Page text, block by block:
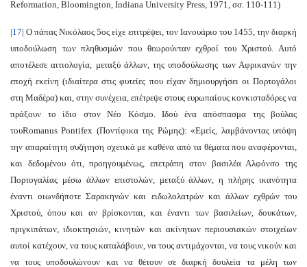
Reformation , Bloomington, Indiana University Press, 1971, σσ. 110-111)
|17| Ο πάπας Νικόλαος 5ος είχε επιτρέψει, τον Ιανουάριο του 1455, την διαρκή
υποδούλωση των πληθυσμών που θεωρούνταν εχθροί του Χριστού.
Αυτό
αποτέλεσε αιτιολογία, μεταξύ άλλων, της υποδούλωσης των Αφρικανών την
εποχή εκείνη (ιδιαίτερα στις φυτείες που είχαν δημιουργήσει οι Πορτογάλοι
στη Μαδέρα) και, στην συνέχεια, επέτρεψε στους ευρωπαίους κονκισταδόρες να
πράξουν το ίδιο στον Νέο Κόσμο. Ιδού ένα απόσπασμα της βούλας
τουRomanus Pontifex (Ποντίφικα της Ρώμης): «Εμείς, λαμβάνοντας υπόψη
την απαραίτητη συζήτηση σχετικά με καθένα από τα θέματα που αναφέρονται,
και δεδομένου ότι, προηγουμένως, επετράπη στον βασιλέα Αλφόνσο της
Πορτογαλίας μέσω άλλων επιστολών, μεταξύ άλλων, η πλήρης ικανότητα
έναντι οιωνδήποτε Σαρακηνών και ειδωλολατρών και άλλων εχθρών του
Χριστού, όπου και αν βρίσκονται, και έναντι των βασιλείων, δουκάτων,
πριγκιπάτων, ιδιοκτησιών, κινητών και ακίνητων περιουσιακών στοιχείων
αυτοί κατέχουν, να τους καταλάβουν, να τους αντιμάχονται, να τους νικούν και
να τους υποδουλώνουν και να θέτουν σε διαρκή δουλεία τα μέλη των